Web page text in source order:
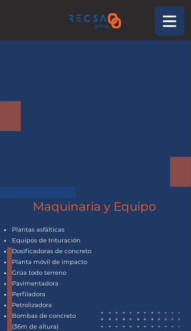
Maquinaria y Equipo
Plantas asfálticas
Equipos de trituración
Dosificadoras de concreto
Planta móvil de impacto
Grúa todo terreno
Pavimentadora
Perfiladora
Petrolizadora
Bombas de concreto
(36m de altura)